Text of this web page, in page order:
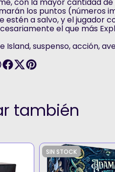
los puntos (números
estén a salvo, y el jugador
el que más
Island, suspenso, acción,
también
SIN STOCK